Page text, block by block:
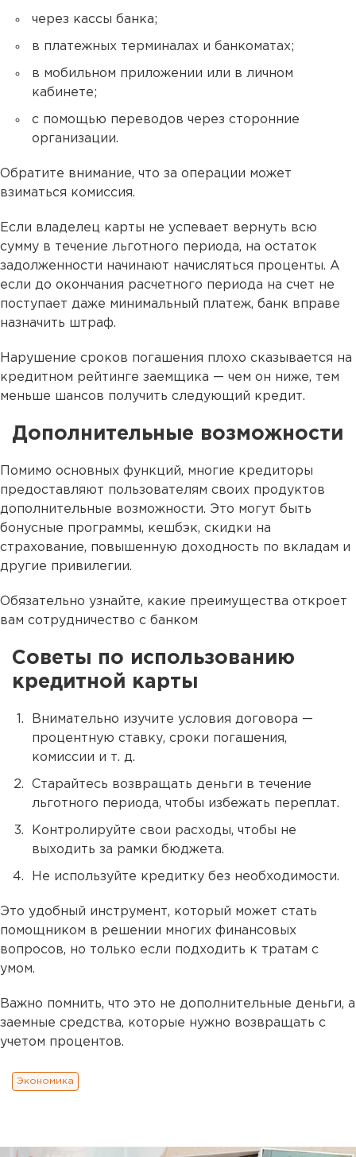
через кассы банка;
в платежных терминалах и банкоматах;
в мобильном приложении или в личном
кабинете;
с помощью переводов через сторонние
организации.
Обратите внимание, что за операции может
взиматься комиссия.
Если владелец карты не успевает вернуть всю
сумму в течение льготного периода, на остаток
задолженности начинают начисляться проценты. А
если до окончания расчетного периода на счет не
поступает даже минимальный платеж, банк вправе
назначить штраф.
Нарушение сроков погашения плохо сказывается на
кредитном рейтинге заемщика — чем он ниже, тем
меньше шансов получить следующий кредит.
Дополнительные возможности
Помимо основных функций, многие кредиторы
предоставляют пользователям своих продуктов
дополнительные возможности. Это могут быть
бонусные программы, кешбэк, скидки на
страхование, повышенную доходность по вкладам и
другие привилегии.
Обязательно узнайте, какие преимущества откроет
вам сотрудничество с банком
Советы по использованию
кредитной карты
Внимательно изучите условия договора —
процентную ставку, сроки погашения,
комиссии и т. д.
Старайтесь возвращать деньги в течение
льготного периода, чтобы избежать переплат.
Контролируйте свои расходы, чтобы не
выходить за рамки бюджета.
Не используйте кредитку без необходимости.
Это удобный инструмент, который может стать
помощником в решении многих финансовых
вопросов, но только если подходить к тратам с
умом.
Важно помнить, что это не дополнительные деньги, а
заемные средства, которые нужно возвращать с
учетом процентов.
Экономика